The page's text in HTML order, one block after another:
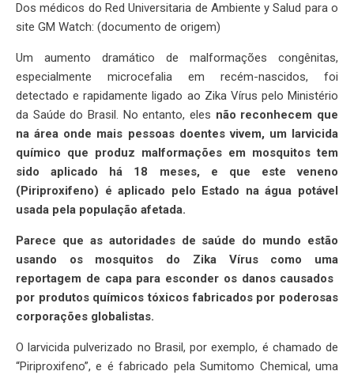
Dos médicos do Red Universitaria de Ambiente y Salud para o
site GM Watch: (documento de origem)
Um aumento dramático de malformações congênitas,
especialmente microcefalia em recém-nascidos, foi
detectado e rapidamente ligado ao Zika Vírus pelo Ministério
da Saúde do Brasil. No entanto, eles não reconhecem que
na área onde mais pessoas doentes vivem, um larvicida
químico que produz malformações em mosquitos tem
sido aplicado há 18 meses, e que este veneno
(Piriproxifeno) é aplicado pelo Estado na água potável
usada pela população afetada.
Parece que as autoridades de saúde do mundo estão
usando os mosquitos do Zika Vírus como uma
reportagem de capa para esconder os danos causados ​​
por produtos químicos tóxicos fabricados por poderosas
corporações globalistas.
O larvicida pulverizado no Brasil, por exemplo, é chamado de
“Piriproxifeno”, e é fabricado pela Sumitomo Chemical, uma